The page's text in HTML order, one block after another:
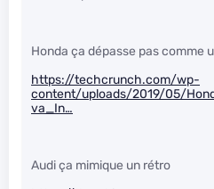
Honda ça dépasse pas comme
https://techcrunch.com/wp-
content/uploads/2019/05/
va_In…
Audi ça mimique un rétro